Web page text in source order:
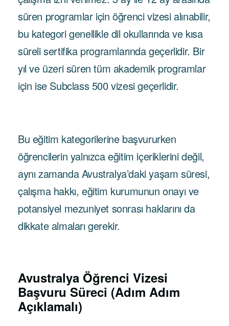
süren programlar için öğrenci vizesi alınabilir,
bu kategori genellikle dil okullarında ve kısa
süreli sertifika programlarında geçerlidir. Bir
yıl ve üzeri süren tüm akademik programlar
için ise Subclass 500 vizesi geçerlidir.
Bu eğitim kategorilerine başvururken
öğrencilerin yalnızca eğitim içeriklerini değil,
aynı zamanda Avustralya’daki yaşam süresi,
çalışma hakkı, eğitim kurumunun onayı ve
potansiyel mezuniyet sonrası haklarını da
dikkate almaları gerekir.
Avustralya Öğrenci Vizesi
Başvuru Süreci (Adım Adım
Açıklamalı)